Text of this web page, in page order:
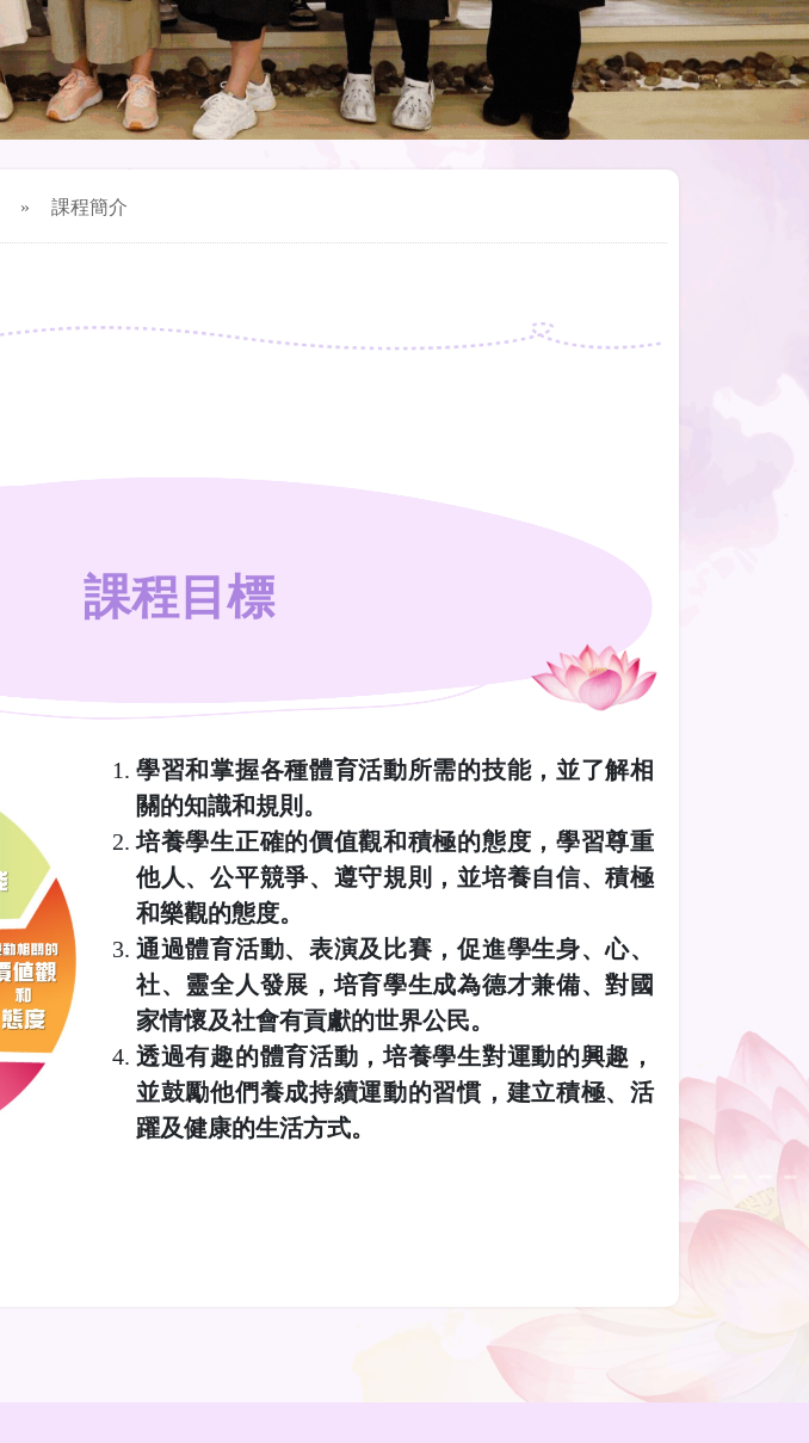
» 課程簡介
課程目標
學習和掌握各種體育活動所需的技能，並了解相
關的知識和規則。
培養學生正確的價值觀和積極的態度，學習尊重
他人、公平競爭、遵守規則，並培養自信、積極
和樂觀的態度。
通過體育活動、表演及比賽，促進學生身、心、
社、靈全人發展，培育學生成為德才兼備、對國
家情懷及社會有貢獻的世界公民。
透過有趣的體育活動，培養學生對運動的興趣，
並鼓勵他們養成持續運動的習慣，建立積極、活
躍及健康的生活方式。